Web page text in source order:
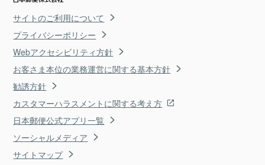
サイトのご利用について
プライバシーポリシー
Webアクセシビリティ方針
お客さま本位の業務運営に関する基本方針
勧誘方針
カスタマーハラスメントに関する考え方
日本郵便公式アプリ一覧
ソーシャルメディア
サイトマップ